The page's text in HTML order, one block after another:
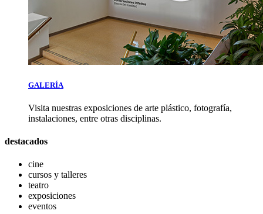
GALERÍA
Visita nuestras exposiciones de arte plástico, fotografía,
instalaciones, entre otras disciplinas.
destacados
cine
cursos y talleres
teatro
exposiciones
eventos